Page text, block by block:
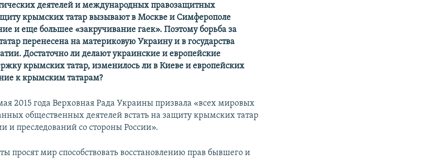
деятелей и международных правозащитных
крымских татар вызывают в Москве и Симферополе
и еще большее «закручивание гаек». Поэтому борьба за
перенесена на материковую Украину и в государства
Достаточно ли делают украинские и европейские
крымских татар, изменилось ли в Киеве и европейских
к крымским татарам?
2015 года Верховная Рада Украины призвала «всех мировых
общественных деятелей встать на защиту крымских татар
и преследований со стороны России».
просят мир способствовать восстановлению прав бывшего и